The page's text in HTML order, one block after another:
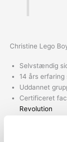
Christine Lego
Selvstændig
14 års
Uddannet
Certificeret
Revolution